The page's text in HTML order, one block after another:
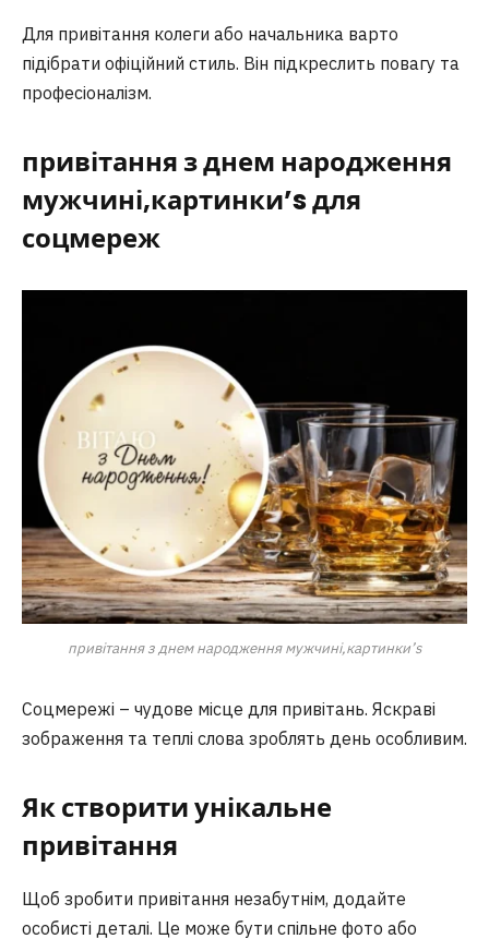
Для привітання колеги або начальника варто
підібрати офіційний стиль. Він підкреслить повагу та
професіоналізм.
привітання з днем народження
мужчині,картинки’s для
соцмереж
привітання з днем народження мужчині,картинки’s
Соцмережі – чудове місце для привітань. Яскраві
зображення та теплі слова зроблять день особливим.
Як створити унікальне
привітання
Щоб зробити привітання незабутнім, додайте
особисті деталі. Це може бути спільне фото або